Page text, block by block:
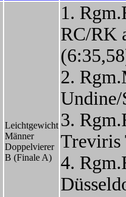
Leichtgewicht
Männer
Doppelvierer
B (Finale A)
1.
RC/RK
2.
Undine/
3.
Treviris
4.